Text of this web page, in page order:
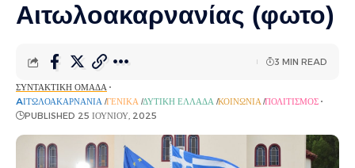
Αιτωλοακαρνανίας (φωτο)
ΣΥΝΤΑΚΤΙΚΉ ΟΜΆΔΑ
AΙΤΩΛΟΑΚΑΡΝΑΝΊΑ ΓΕΝΙΚΆ ΔΥΤΙΚΉ ΕΛΛΆΔΑ ΚΟΙΝΩΝΊΑ ΠΟΛΙΤΙΣΜΌΣ
PUBLISHED 25 ΙΟΥΝΊΟΥ, 2025
3 MIN READ